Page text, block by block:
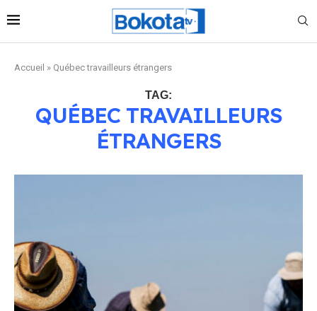
Accueil » Québec travailleurs étrangers
TAG:
QUÉBEC TRAVAILLEURS
ÉTRANGERS